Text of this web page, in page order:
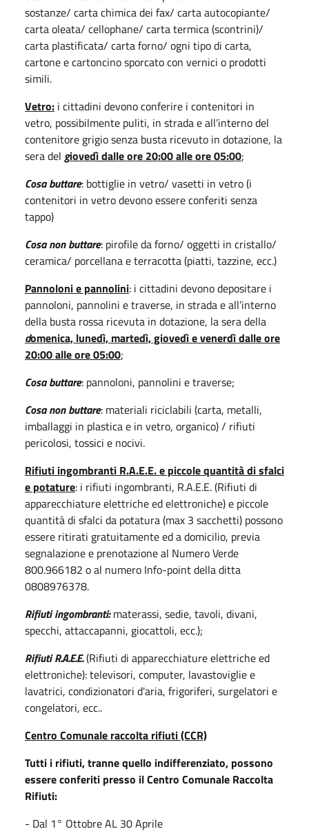
sostanze/ carta chimica dei fax/ carta autocopiante/
carta oleata/ cellophane/ carta termica (scontrini)/
carta plastificata/ carta forno/ ogni tipo di carta,
cartone e cartoncino sporcato con vernici o prodotti
simili.
Vetro: i cittadini devono conferire i contenitori in
vetro, possibilmente puliti, in strada e all’interno del
contenitore grigio senza busta ricevuto in dotazione, la
sera del giovedì dalle ore 20:00 alle ore 05:00;
Cosa buttare: bottiglie in vetro/ vasetti in vetro (i
contenitori in vetro devono essere conferiti senza
tappo)
Cosa non buttare: pirofile da forno/ oggetti in cristallo/
ceramica/ porcellana e terracotta (piatti, tazzine, ecc.)
Pannoloni e pannolini: i cittadini devono depositare i
pannoloni, pannolini e traverse, in strada e all’interno
della busta rossa ricevuta in dotazione, la sera della
domenica, lunedì, martedì, giovedì e venerdì dalle ore
20:00 alle ore 05:00;
Cosa buttare: pannoloni, pannolini e traverse;
Cosa non buttare: materiali riciclabili (carta, metalli,
imballaggi in plastica e in vetro, organico) / rifiuti
pericolosi, tossici e nocivi.
Rifiuti ingombranti R.A.E.E. e piccole quantità di sfalci
e potature: i rifiuti ingombranti, R.A.E.E. (Rifiuti di
apparecchiature elettriche ed elettroniche) e piccole
quantità di sfalci da potatura (max 3 sacchetti) possono
essere ritirati gratuitamente ed a domicilio, previa
segnalazione e prenotazione al Numero Verde
800.966182 o al numero Info-point della ditta
0808976378.
Rifiuti ingombranti:materassi, sedie, tavoli, divani,
specchi, attaccapanni, giocattoli, ecc.);
Rifiuti R.A.E.E.(Rifiuti di apparecchiature elettriche ed
elettroniche): televisori, computer, lavastoviglie e
lavatrici, condizionatori d'aria, frigoriferi, surgelatori e
congelatori, ecc..
Centro Comunale raccolta rifiuti (CCR)
Tutti i rifiuti, tranne quello indifferenziato, possono
essere conferiti presso il Centro Comunale Raccolta
Rifiuti:
- Dal 1° Ottobre AL 30 Aprile